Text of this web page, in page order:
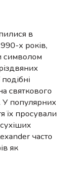
в
х років,
символом
святкового
У популярних
їх просували
часто
як